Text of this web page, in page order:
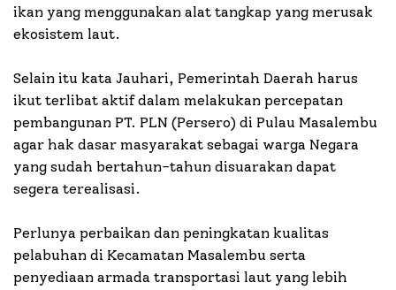
ikan yang menggunakan alat tangkap yang merusak
ekosistem laut.
Selain itu kata Jauhari, Pemerintah Daerah harus
ikut terlibat aktif dalam melakukan percepatan
pembangunan PT. PLN (Persero) di Pulau Masalembu
agar hak dasar masyarakat sebagai warga Negara
yang sudah bertahun-tahun disuarakan dapat
segera terealisasi.
Perlunya perbaikan dan peningkatan kualitas
pelabuhan di Kecamatan Masalembu serta
penyediaan armada transportasi laut yang lebih